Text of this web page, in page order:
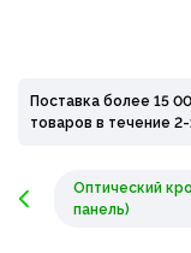
Поставка более 15
товаров в течение
Оптический
панель)